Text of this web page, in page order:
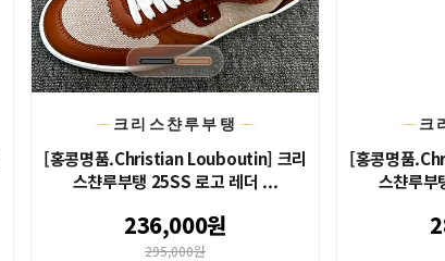
크리스챤루부탱
[홍콩명품.Christian Louboutin] 크리
스챤루부탱 25SS 로고 레더 ...
236,000원
295,000원
크
[홍콩명품
스챤루부